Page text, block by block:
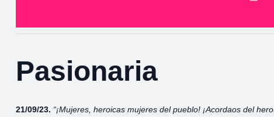
Pasionaria
21/09/23. “¡Mujeres, heroicas mujeres del pueblo! ¡Acordaos del